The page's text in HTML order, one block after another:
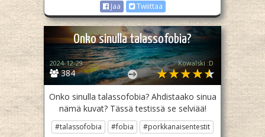
Jaa
Twiittaa
Onko sinulla talassofobia?
384
2024-12-29 Kowalski :D
Onko sinulla talassofobia? Ahdistaako sinua
nämä kuvat? Tässä testissä se selviää!
#talassofobia #fobia
#porkkanaisentestit